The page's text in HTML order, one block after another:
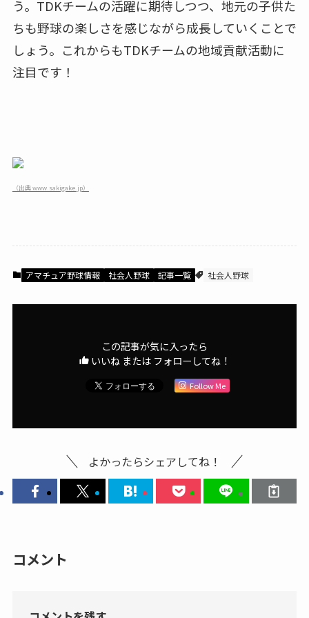
う。TDKチームの活躍に期待しつつ、地元の子供た
ちも野球の楽しさを感じながら成長していくことで
しょう。これからもTDKチームの地域貢献活動に
注目です！
（出典 www.sakigake.jp）
アマチュア野球情報 社会人野球 記事一覧 社会人野球
この記事が気に入ったら
いいね または フォローしてね！
Follow Me
よかったらシェアしてね！
コメント